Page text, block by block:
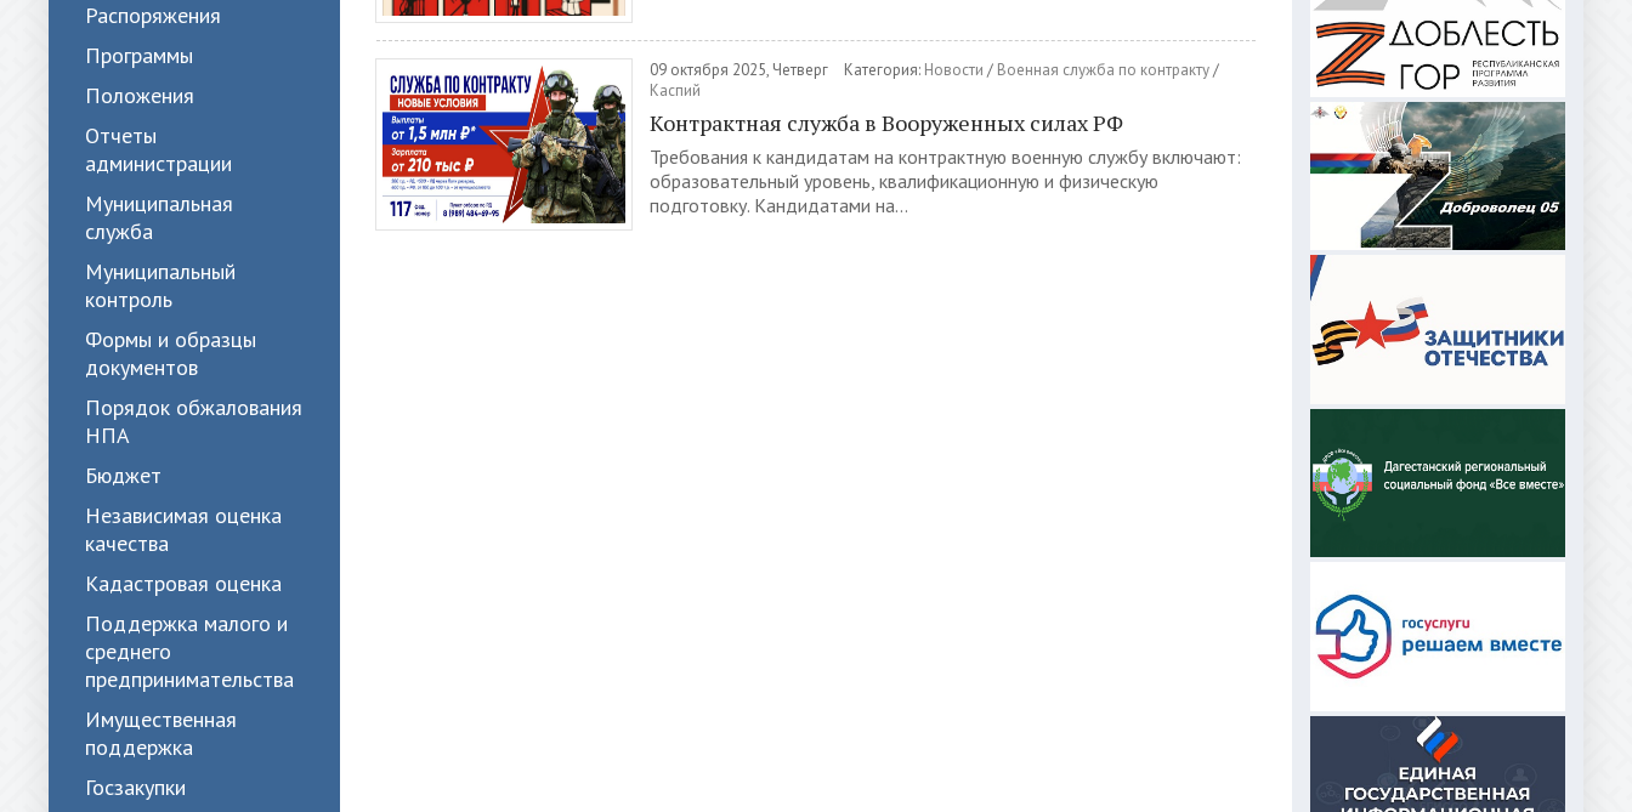
Распоряжения
Программы
Положения
Отчеты
администрации
Муниципальная
служба
Муниципальный
контроль
Формы и образцы
документов
Порядок обжалования
НПА
Бюджет
Независимая оценка
качества
Кадастровая оценка
Поддержка малого и
среднего
предпринимательства
Имущественная
поддержка
Госзакупки
09 октября 2025, Четверг Категория: Новости / Военная служба по контракту/
Каспий
Контрактная служба в Вооруженных силах РФ
Требования к кандидатам на контрактную военную службу включают:
образовательный уровень, квалификационную и физическую
подготовку. Кандидатами на...